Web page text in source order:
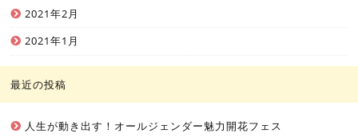
2021年2月
2021年1月
最近の投稿
人生が動き出す！オールジェンダー魅力開花フェス